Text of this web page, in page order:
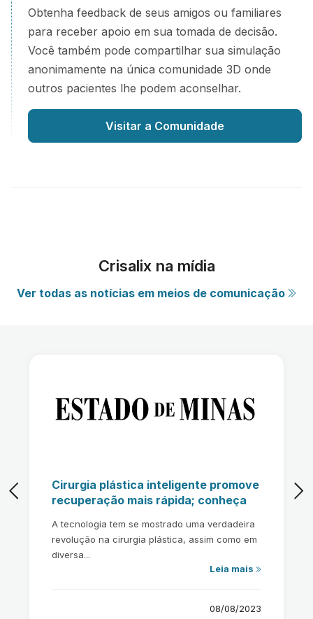
Obtenha feedback de seus amigos ou familiares
para receber apoio em sua tomada de decisão.
Você também pode compartilhar sua simulação
anonimamente na única comunidade 3D onde
outros pacientes lhe podem aconselhar.
Visitar a Comunidade
Crisalix na mídia
Ver todas as notícias em meios de comunicação
Cirurgia plástica inteligente promove
recuperação mais rápida; conheça
A tecnologia tem se mostrado uma verdadeira
revolução na cirurgia plástica, assim como em
diversa...
Leia mais
08/08/2023